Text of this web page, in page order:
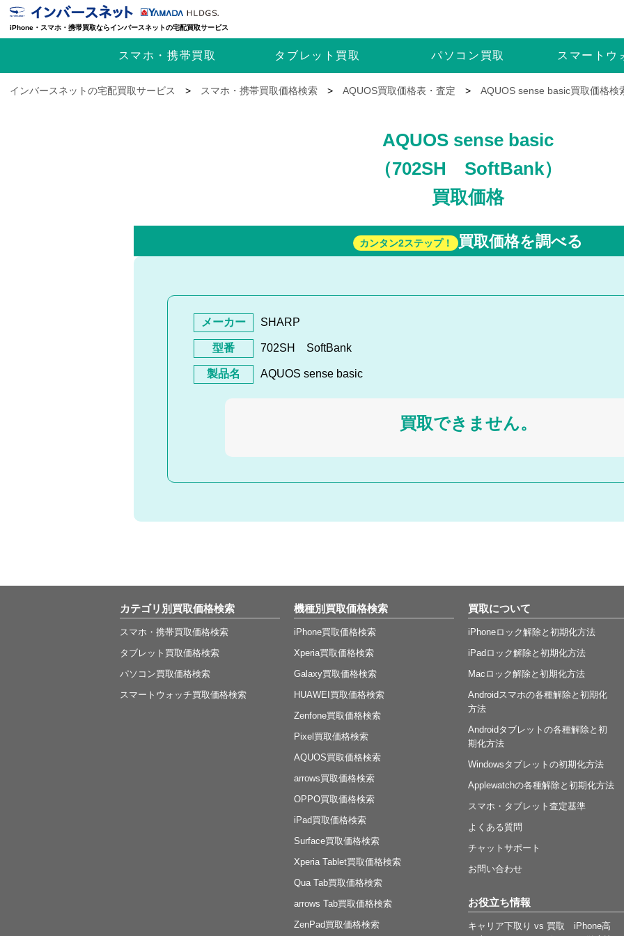
iPhone・スマホ・携帯買取ならインバースネットの宅配買取サービス
スマホ・携帯買取 タブレット 買取 パソコン 買取 スマートウ
インバースネットの宅配買取サービス > スマホ・携帯買取価格検索 > AQUOS買取価格表・査定 > AQUOS sense basic買取価格検
AQUOS sense basic
（702SH SoftBank）
買取価格
カンタン2ステップ！ 買取価格を調べる
メーカー SHARP
型番 702SH SoftBank
製品名 AQUOS sense basic
買取できません。
カテゴリ別買取価格検索
スマホ・携帯買取価格検索
タブレット買取価格検索
パソコン買取価格検索
スマートウォッチ買取価格検索
機種別買取価格検索
iPhone買取価格検索
Xperia買取価格検索
Galaxy買取価格検索
HUAWEI買取価格検索
Zenfone買取価格検索
Pixel買取価格検索
AQUOS買取価格検索
arrows買取価格検索
OPPO買取価格検索
iPad買取価格検索
Surface買取価格検索
Xperia Tablet買取価格検索
Qua Tab買取価格検索
arrows Tab買取価格検索
ZenPad買取価格検索
買取について
iPhoneロック解除と初期化方法
iPadロック解除と初期化方法
Macロック解除と初期化方法
Androidスマホの各種解除と初期化
方法
Androidタブレットの各種解除と初
期化方法
Windowsタブレットの初期化方法
Applewatchの各種解除と初期化方法
スマホ・タブレット査定基準
よくある質問
チャットサポート
お問い合わせ
お役立ち情報
キャリア下取り vs 買取 iPhone高